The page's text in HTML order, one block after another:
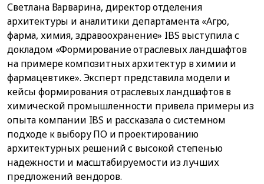
Светлана Варварина, директор отделения
архитектуры и аналитики департамента «Агро,
фарма, химия, здравоохранение» IBS выступила с
докладом «Формирование отраслевых ландшафтов
на примере композитных архитектур в химии и
фармацевтике». Эксперт представила модели и
кейсы формирования отраслевых ландшафтов в
химической промышленности привела примеры из
опыта компании IBS и рассказала о системном
подходе к выбору ПО и проектированию
архитектурных решений с высокой степенью
надежности и масштабируемости из лучших
предложений вендоров.